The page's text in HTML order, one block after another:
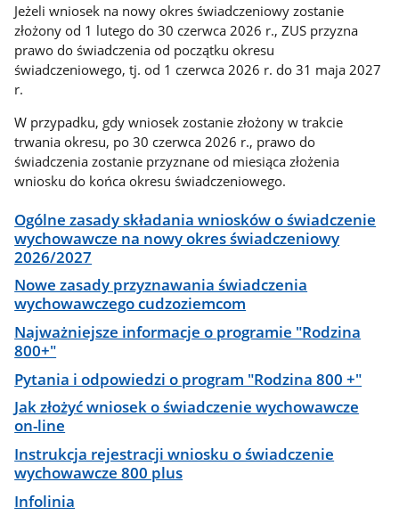
Jeżeli wniosek na nowy okres świadczeniowy zostanie
złożony od 1 lutego do 30 czerwca 2026 r., ZUS przyzna
prawo do świadczenia od początku okresu
świadczeniowego, tj. od 1 czerwca 2026 r. do 31 maja 2027
r.
W przypadku, gdy wniosek zostanie złożony w trakcie
trwania okresu, po 30 czerwca 2026 r., prawo do
świadczenia zostanie przyznane od miesiąca złożenia
wniosku do końca okresu świadczeniowego.
Ogólne zasady składania wniosków o świadczenie
wychowawcze na nowy okres świadczeniowy
2026/2027
Nowe zasady przyznawania świadczenia
wychowawczego cudzoziemcom
Najważniejsze informacje o programie "Rodzina
800+"
Pytania i odpowiedzi o program "Rodzina 800 +"
Jak złożyć wniosek o świadczenie wychowawcze
on-line
Instrukcja rejestracji wniosku o świadczenie
wychowawcze 800 plus
Infolinia